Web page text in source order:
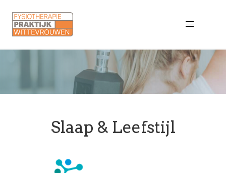
Slaap & Leefstijl